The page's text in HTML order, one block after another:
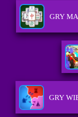
GRY
GRY